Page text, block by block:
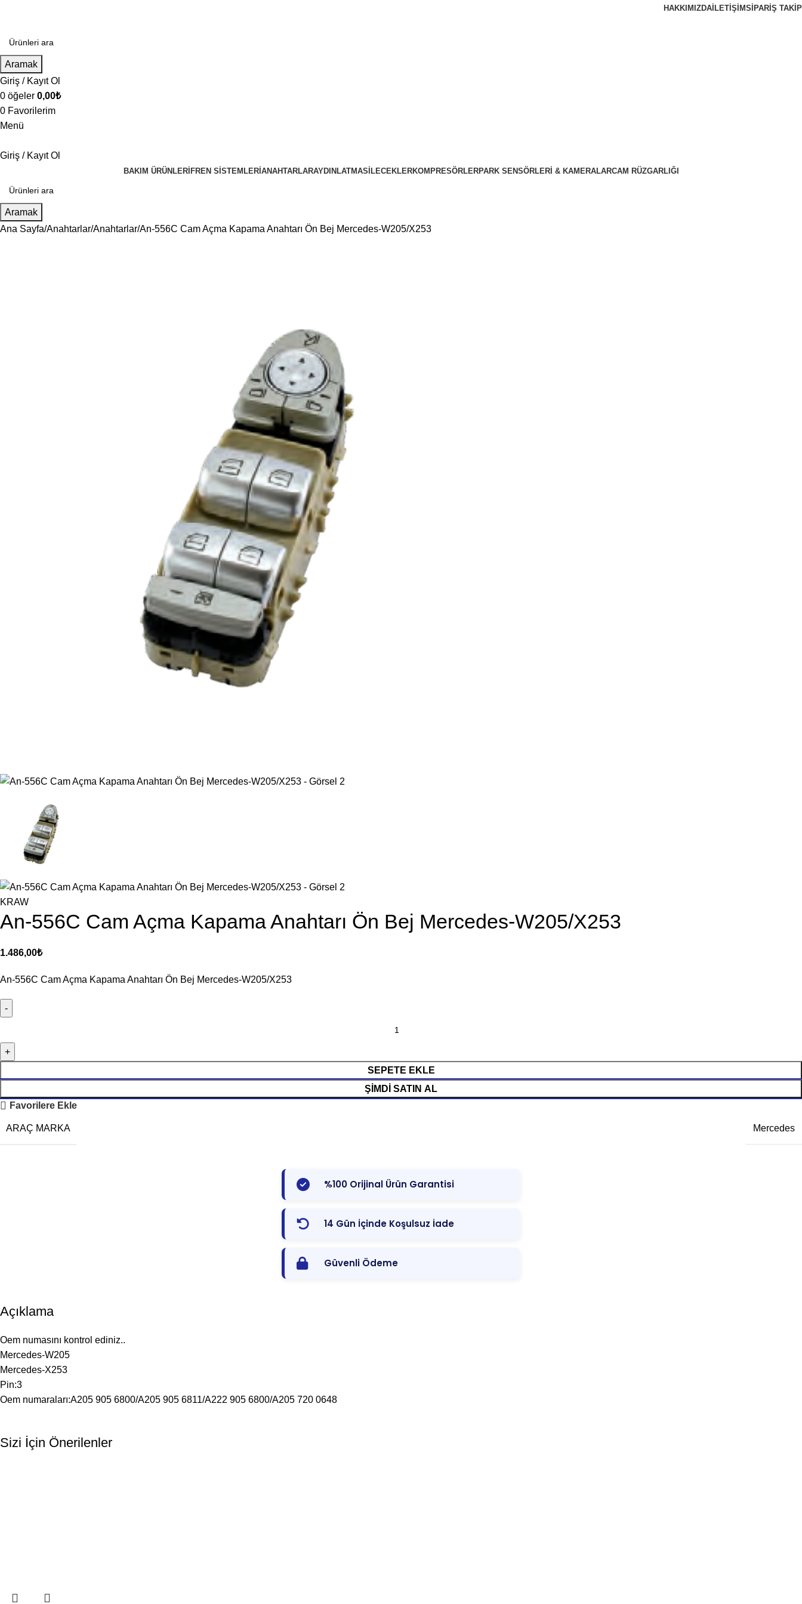
HAKKIMIZDA İLETIŞIMSIPARIŞ TAKIP
Aramak
Giriş / Kayıt Ol
0 öğeler 0,00₺
0 Favorilerim
Menü
Giriş / Kayıt Ol
BAKIM ÜRÜNLERI FREN SISTEMLERI ANAHTARLARAYDINLATMASILECEKLERKOMPRESÖRLERPARK SENSÖRLERI & KAMERALARCAM RÜZGARLIĞI
Aramak
Ana Sayfa Anahtarlar Anahtarlar An-556C Cam Açma Kapama Anahtarı Ön Bej Mercedes-W205/X253
KRAW
An-556C Cam Açma Kapama Anahtarı Ön Bej Mercedes-W205/X253
1.486,00₺
An-556C Cam Açma Kapama Anahtarı Ön Bej Mercedes-W205/X253
SEPETE EKLE
ŞIMDI SATIN AL
Favorilere Ekle
ARAÇ MARKA Mercedes
%100 Orijinal Ürün Garantisi
14 Gün İçinde Koşulsuz İade
Güvenli Ödeme
Açıklama
Oem numasını kontrol ediniz..
Mercedes-W205
Mercedes-X253
Pin:3
Oem numaraları:A205 905 6800/A205 905 6811/A222 905 6800/A205 720 0648
Sizi İçin Önerilenler